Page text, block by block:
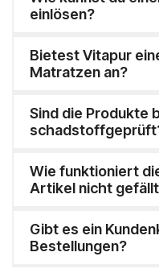
einlösen?
Bietest Vitapur
Matratzen an?
Sind die Produkte
Wie funktioniert
Artikel nicht
Gibt es ein
Bestellungen?